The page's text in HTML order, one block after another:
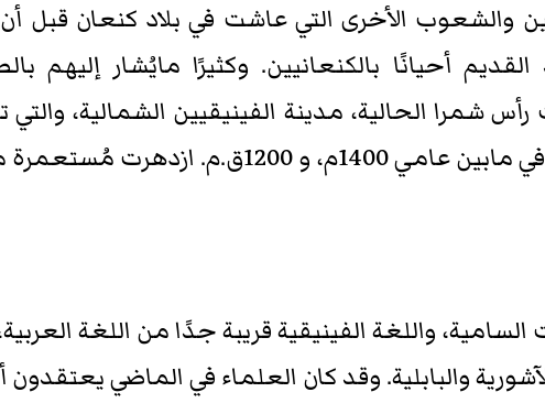
والشعوب الأخرى التي عاشت في بلاد كنعان قبل
أحيانًا بالكنعانيين. وكثيرًا مايُشار إليهم
شمرا الحالية، مدينة الفينيقيين الشمالية،
واللغة الفينيقية قريبة جدًا من اللغة
والبابلية. وقد كان العلماء في الماضي يعتقدون